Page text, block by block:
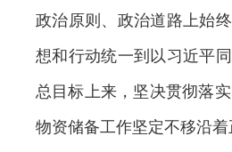
政治原则、政治道路上始
想和行动统一到以习近平
总目标上来，坚决贯彻落
物资储备工作坚定不移沿着